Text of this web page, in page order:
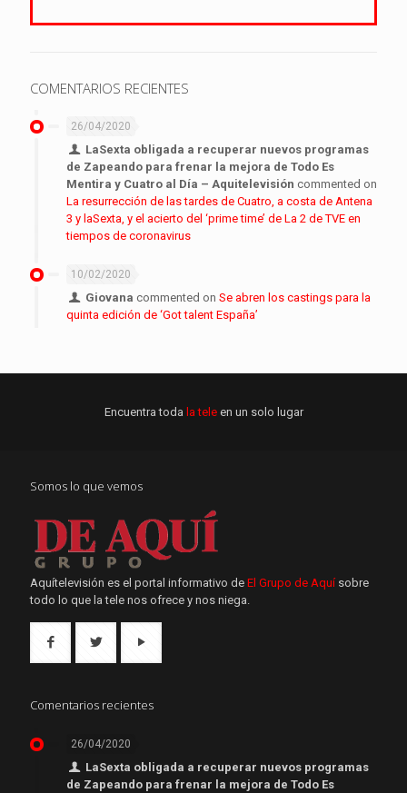
COMENTARIOS RECIENTES
26/04/2020
LaSexta obligada a recuperar nuevos programas
de Zapeando para frenar la mejora de Todo Es
Mentira y Cuatro al Día – Aquitelevisión commented on
La resurrección de las tardes de Cuatro, a costa de Antena
3 y laSexta, y el acierto del ‘prime time’ de La 2 de TVE en
tiempos de coronavirus
10/02/2020
Giovana commented onSe abren los castings para la
quinta edición de ‘Got talent España’
Encuentra toda la tele en un solo lugar
Somos lo que vemos
Aquítelevisión es el portal informativo de El Grupo de Aquí sobre
todo lo que la tele nos ofrece y nos niega.
Comentarios recientes
26/04/2020
LaSexta obligada a recuperar nuevos programas
de Zapeando para frenar la mejora de Todo Es